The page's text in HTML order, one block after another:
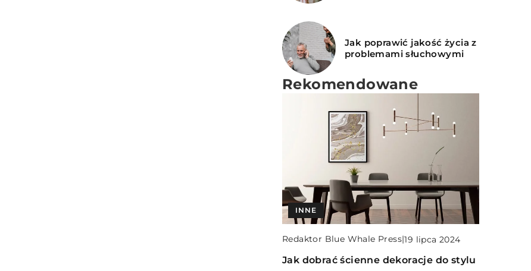
Jak poprawić jakość życia z
problemami słuchowymi
Rekomendowane
KULINARIA
Redaktor Blue Whale Press|17 marca 2025
Kulinarne eksperymenty z domowym
INNE
Redaktor Blue Whale Press|19 lipca 2024
Jak dobrać ścienne dekoracje do stylu
GRY
playdods 6 kwietnia 2023
Najlepsze gry na PS4, od których nie